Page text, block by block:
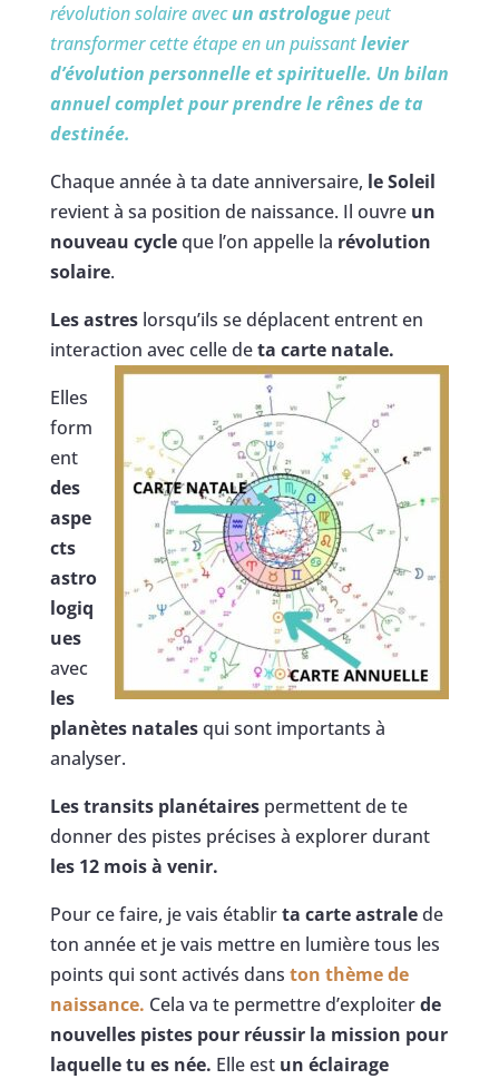
révolution solaire avecun astrologuepeut
transformer cette étape en un puissantlevier
d’évolution personnelle et spirituelle. Un bilan
annuel complet pour prendre le rênes de ta
destinée.
Chaque année à ta date anniversaire, le Soleil
revient à sa position de naissance. Il ouvre un
nouveau cycleque l’on appelle la révolution
solaire.
Les astreslorsqu’ils se déplacent entrent en
interaction avec celle deta carte natale.
Elles
form
ent
des
aspe
cts
astro
logiq
ues
avec
les
planètes natalesqui sont importants à
analyser.
Les transits planétairespermettent de te
donner des pistes précises à explorer durant
les 12 mois à venir.
Pour ce faire, je vais établirta carte astralede
ton année et je vais mettre en lumière tous les
points qui sont activés dans ton thème de
naissance. Cela va te permettre d’exploiterde
nouvelles pistes pour réussir la mission pour
laquelle tu es née. Elle est un éclairage